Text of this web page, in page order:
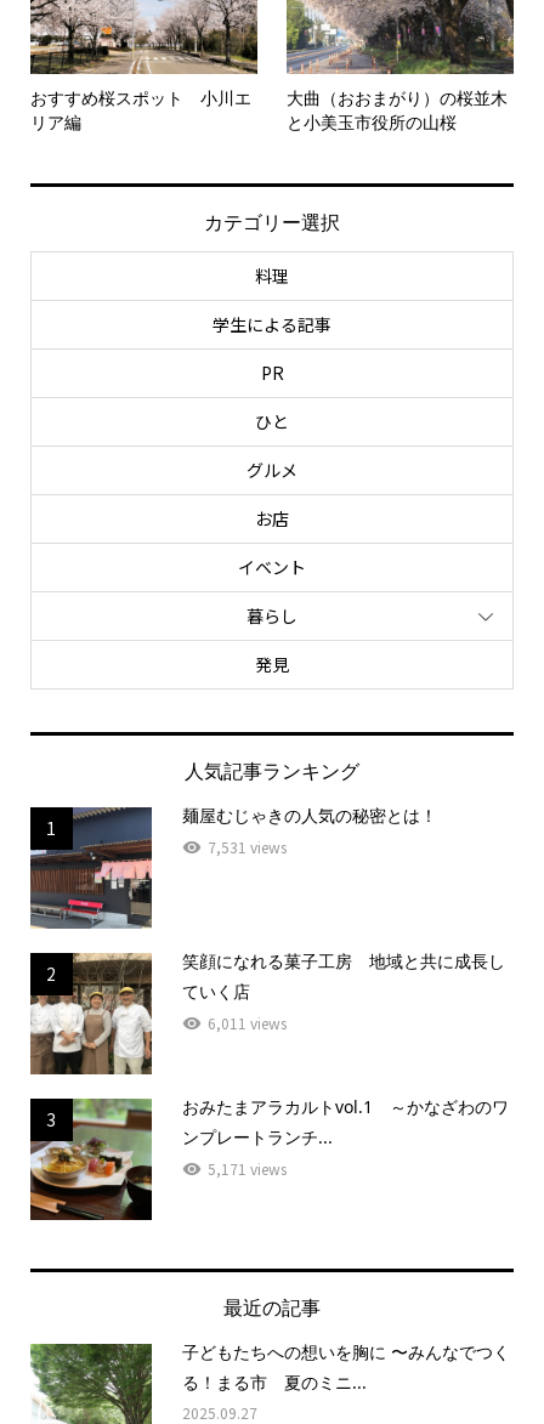
おすすめ桜スポット 小川エ
リア編
大曲（おおまがり）の桜並木
と小美玉市役所の山桜
カテゴリー選択
料理
学生による記事
PR
ひと
グルメ
お店
イベント
暮らし
発見
人気記事ランキング
1
麺屋むじゃきの人気の秘密とは！
7,531 views
2
笑顔になれる菓子工房 地域と共に成長し
ていく店
6,011 views
3
おみたまアラカルトvol.1 ～かなざわのワ
ンプレートランチ...
5,171 views
最近の記事
子どもたちへの想いを胸に 〜みんなでつく
る！まる市 夏のミニ...
2025.09.27